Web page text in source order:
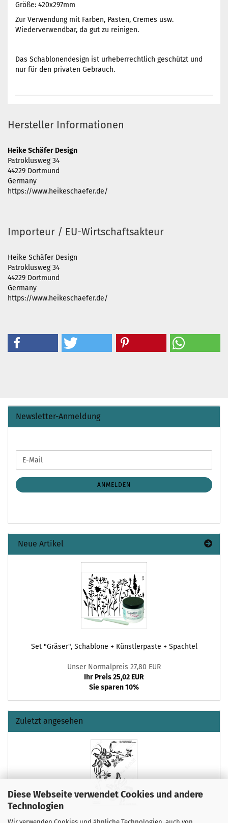
Diese Webseite verwendet Cookies und andere
Technologien
Wir verwenden Cookies und ähnliche Technologien, auch von
Größe: 420x297mm
Zur Verwendung mit Farben, Pasten, Cremes usw.
Wiederverwendbar, da gut zu reinigen.
Das Schablonendesign ist urheberrechtlich geschützt und
nur für den privaten Gebrauch.
Hersteller Informationen
Heike Schäfer Design
Patroklusweg 34
44229 Dortmund
Germany
https://www.heikeschaefer.de/
Importeur / EU-Wirtschaftsakteur
Heike Schäfer Design
Patroklusweg 34
44229 Dortmund
Germany
https://www.heikeschaefer.de/
Newsletter-Anmeldung
ZUR
ANMELDUNG
E-
Mail
ANMELDEN
Neue Artikel
Set "Gräser", Schablone + Künstlerpaste + Spachtel
Unser Normalpreis 27,80 EUR
Ihr Preis 25,02 EUR
Sie sparen 10%
Zuletzt angesehen